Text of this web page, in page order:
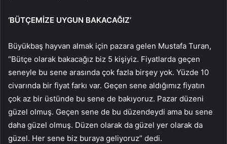
‘BÜTÇEMİZE UYGUN BAKACAĞIZ’
Büyükbaş hayvan almak için pazara gelen Mustafa Turan,
“Bütçe olarak bakacağız biz 5 kişiyiz. Fiyatlarda geçen
seneyle bu sene arasında çok fazla birşey yok. Yüzde 10
civarında bir fiyat farkı var. Geçen sene aldığımız fiyatın
çok az bir üstünde bu sene de bakıyoruz. Pazar düzeni
güzel olmuş. Geçen sene de bu düzendeydi ama bu sene
daha güzel olmuş. Düzen olarak da güzel yer olarak da
güzel. Her sene biz buraya geliyoruz” dedi.